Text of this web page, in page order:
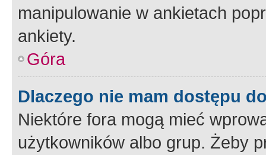
manipulowanie w ankietach
ankiety.
Góra
Dlaczego nie mam dostępu
Niektóre fora mogą mieć
użytkowników albo grup. Żeby